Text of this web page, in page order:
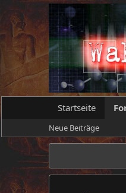
Startseite
Neue Beiträge